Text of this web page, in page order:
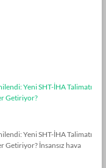
Yeni SHT-İHA Talimatı
Getiriyor?
Yeni SHT-İHA Talimatı
Getiriyor? İnsansız hava